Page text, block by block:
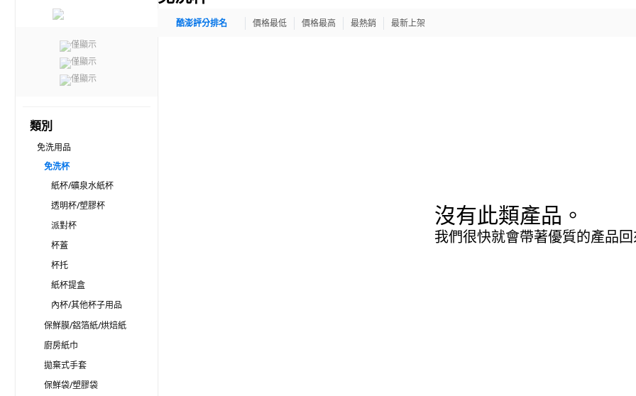
僅顯示
僅顯示
僅顯示
類別
免洗用品
免洗杯
紙杯/礦泉水紙杯
透明杯/塑膠杯
派對杯
杯蓋
杯托
紙杯提盒
內杯/其他杯子用品
保鮮膜/鋁箔紙/烘焙紙
廚房紙巾
拋棄式手套
保鮮袋/塑膠袋
酷澎評分排名 價格最低 價格最高 最熱銷 最新上架
沒有此類產品。
我們很快就會帶著優質的產品